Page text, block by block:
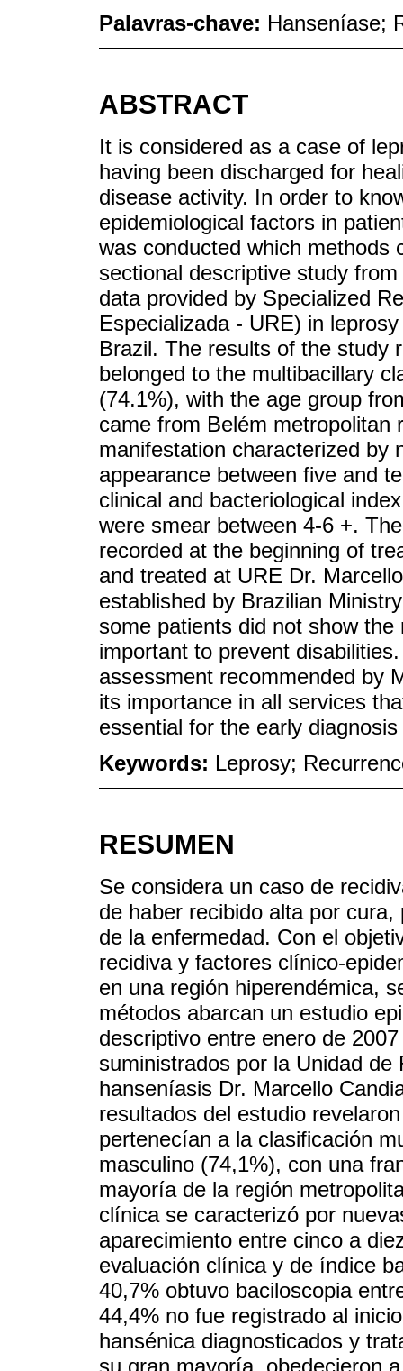
Palavras-chave: Hanseníase;
ABSTRACT
It is considered as a case of
having been discharged for
disease activity. In order to
epidemiological factors in
was conducted which methods
sectional descriptive study
data provided by Specialized
Especializada - URE) in
Brazil. The results of the study
belonged to the multibacillary
(74.1%), with the age group
came from Belém metropolitan
manifestation characterized by
appearance between five and
clinical and bacteriological
were smear between 4-6 +.
recorded at the beginning of
and treated at URE Dr.
established by Brazilian
some patients did not show
important to prevent
assessment recommended by
its importance in all services
essential for the early
Keywords: Leprosy;
RESUMEN
Se considera un caso de
de haber recibido alta por
de la enfermedad. Con el
recidiva y factores clínico-
en una región hiperendémica,
métodos abarcan un estudio
descriptivo entre enero de
suministrados por la Unidad
hanseníasis Dr. Marcello
resultados del estudio
pertenecían a la clasificación
masculino (74,1%), con una
mayoría de la región
clínica se caracterizó por
aparecimiento entre cinco a
evaluación clínica y de índice
40,7% obtuvo baciloscopia
44,4% no fue registrado al
hansénica diagnosticados y
su gran mayoría, obedecieron